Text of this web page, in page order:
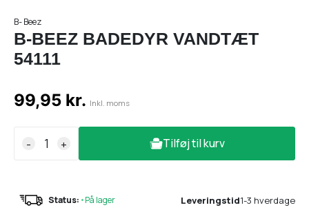
B- Beez
B-BEEZ BADEDYR VANDTÆT
54111
99,95 kr. Inkl. moms
- + Tilføj til kurv
Status: •På lager Leveringstid1-3 hverdage